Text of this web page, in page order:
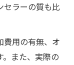
セラーの質も比
費用の有無、オ
また、実際の